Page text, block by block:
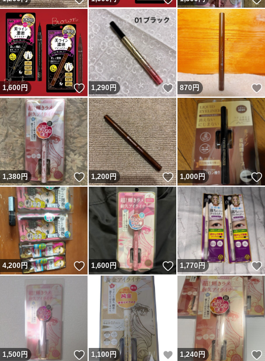
1,600円 いいね！
1,290円 いいね！
870 円
1,380円 いいね！
1,200円 いいね！
1,000円
4,200円 いいね！
1,600円 いいね！
1,770円
1,500円 いいね！
1,100円 いいね！
1,240円